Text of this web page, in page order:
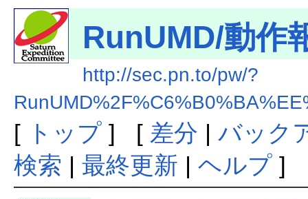
RunUMD/動作
http://sec.pn.to/pw/?
[ トップ] [ 差分 | バック
検索 | 最終更新 | ヘルプ]